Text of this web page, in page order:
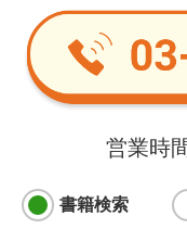
営業時
書籍検索